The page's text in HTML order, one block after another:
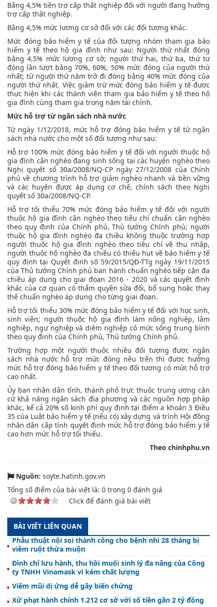
Bằng 4,5% tiền trợ cấp thất nghiệp đối với người đang hưởng
trợ cấp thất nghiệp.
Bằng 4,5% mức lương cơ sở đối với các đối tượng khác.
Mức đóng bảo hiểm y tế của đối tượng nhóm tham gia bảo
hiểm y tế theo hộ gia đình như sau: Người thứ nhất đóng
bằng 4,5% mức lương cơ sở; người thứ hai, thứ ba, thứ tư
đóng lần lượt bằng 70%, 60%, 50% mức đóng của người thứ
nhất; từ người thứ năm trở đi đóng bằng 40% mức đóng của
người thứ nhất. Việc giảm trừ mức đóng bảo hiểm y tế được
thực hiện khi các thành viên tham gia bảo hiểm y tế theo hộ
gia đình cùng tham gia trong năm tài chính.
Mức hỗ trợ từ ngân sách nhà nước
Từ ngày 1/12/2018, mức hỗ trợ đóng bảo hiểm y tế từ ngân
sách nhà nước cho một số đối tượng như sau:
Hỗ trợ 100% mức đóng bảo hiểm y tế đối với người thuộc hộ
gia đình cận nghèo đang sinh sống tại các huyện nghèo theo
Nghị quyết số 30a/2008/NQ-CP ngày 27/12/2008 của Chính
phủ về chương trình hỗ trợ giảm nghèo nhanh và bền vững
và các huyện được áp dụng cơ chế, chính sách theo Nghị
quyết số 30a/2008/NQ-CP.
Hỗ trợ tối thiểu 70% mức đóng bảo hiểm y tế đối với người
thuộc hộ gia đình cận nghèo theo tiêu chí chuẩn cận nghèo
theo quy định của Chính phủ, Thủ tướng Chính phủ; người
thuộc hộ gia đình nghèo đa chiều không thuộc trường hợp
người thuộc hộ gia đình nghèo theo tiêu chí về thu nhập,
người thuộc hộ nghèo đa chiều có thiếu hụt về bảo hiểm y tế
quy định tại Quyết định số 59/2015/QĐ-TTg ngày 19/11/2015
của Thủ tướng Chính phủ ban hành chuẩn nghèo tiếp cận đa
chiều áp dụng cho giai đoạn 2016 - 2020 và các quyết định
khác của cơ quan có thẩm quyền sửa đổi, bổ sung hoặc thay
thế chuẩn nghèo áp dụng cho từng giai đoạn.
Hỗ trợ tối thiểu 30% mức đóng bảo hiểm y tế đối với học sinh,
sinh viên; người thuộc hộ gia đình làm nông nghiệp, lâm
nghiệp, ngư nghiệp và diêm nghiệp có mức sống trung bình
theo quy định của Chính phủ, Thủ tướng Chính phủ.
Trường hợp một người thuộc nhiều đối tượng được ngân
sách nhà nước hỗ trợ mức đóng nêu trên thì được hưởng
mức hỗ trợ đóng bảo hiểm y tế theo đối tượng có mức hỗ trợ
cao nhất.
Ủy ban nhân dân tỉnh, thành phố trực thuộc trung ương căn
cứ khả năng ngân sách địa phương và các nguồn hợp pháp
khác, kể cả 20% số kinh phí quy định tại điểm a khoản 3 Điều
35 của Luật bảo hiểm y tế (nếu có) xây dựng và trình Hội đồng
nhân dân cấp tỉnh quyết định mức hỗ trợ đóng bảo hiểm y tế
cao hơn mức hỗ trợ tối thiểu.
Theo chinhphu.vn
Nguồn: soyte.hatinh.gov.vn
Tổng số điểm của bài viết là: 0 trong 0 đánh giá
Click để đánh giá bài viết
BÀI VIẾT LIÊN QUAN
Phẫu thuật nội soi thành công cho bệnh nhi 28 tháng bị
viêm ruột thừa muộn
Đình chỉ lưu hành, thu hồi muối sinh lý đa năng của Công
ty TNHH Vinamask vì kém chất lượng
Viêm mũi dị ứng dễ gây biến chứng
Xử phạt hành chính 1.212 cơ sở với số tiền gần 2 tỷ đồng